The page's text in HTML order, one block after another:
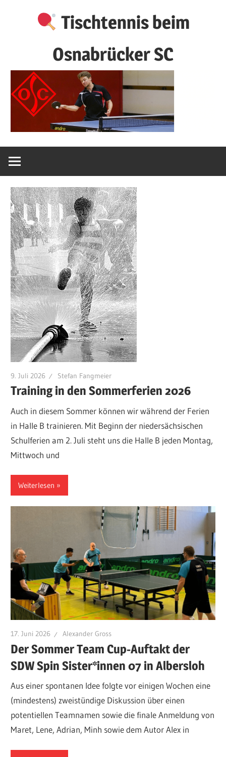
Tischtennis beim
Osnabrücker SC
9. Juli 2026 Stefan Fangmeier
Training in den Sommerferien 2026
Auch in diesem Sommer können wir während der Ferien
in Halle B trainieren. Mit Beginn der niedersächsischen
Schulferien am 2. Juli steht uns die Halle B jeden Montag,
Mittwoch und
Weiterlesen
17. Juni 2026 Alexander Gross
Der Sommer Team Cup-Auftakt der
SDW Spin Sister*innen 07 in Albersloh
Aus einer spontanen Idee folgte vor einigen Wochen eine
(mindestens) zweistündige Diskussion über einen
potentiellen Teamnamen sowie die finale Anmeldung von
Maret, Lene, Adrian, Minh sowie dem Autor Alex in